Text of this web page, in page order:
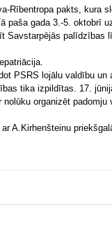
Rībentropa pakts, kura
paša gada 3.-5. oktobrī
Savstarpējās palīdzības
PSRS lojālu valdību un
tika izpildītas. 17.
organizēt padomju
A.Kirhenšteinu